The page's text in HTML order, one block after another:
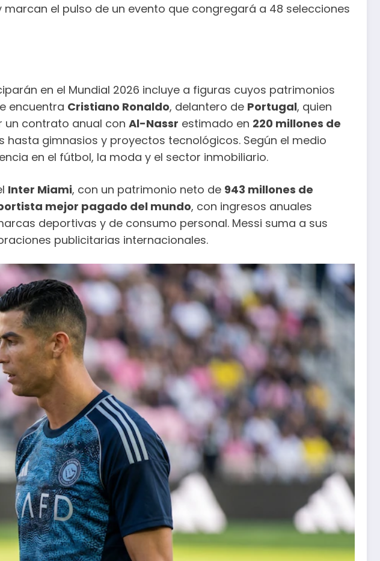
marcan el pulso de un evento que congregará a 48 selecciones
en el Mundial 2026 incluye a figuras cuyos patrimonios
encuentra Cristiano Ronaldo, delantero de Portugal, quien
un contrato anual con Al-Nassr estimado en 220 millones de
gimnasios y proyectos tecnológicos. Según el medio
en el fútbol, la moda y el sector inmobiliario.
Inter Miami, con un patrimonio neto de 943 millones de
mejor pagado del mundo, con ingresos anuales
deportivas y de consumo personal. Messi suma a sus
publicitarias internacionales.